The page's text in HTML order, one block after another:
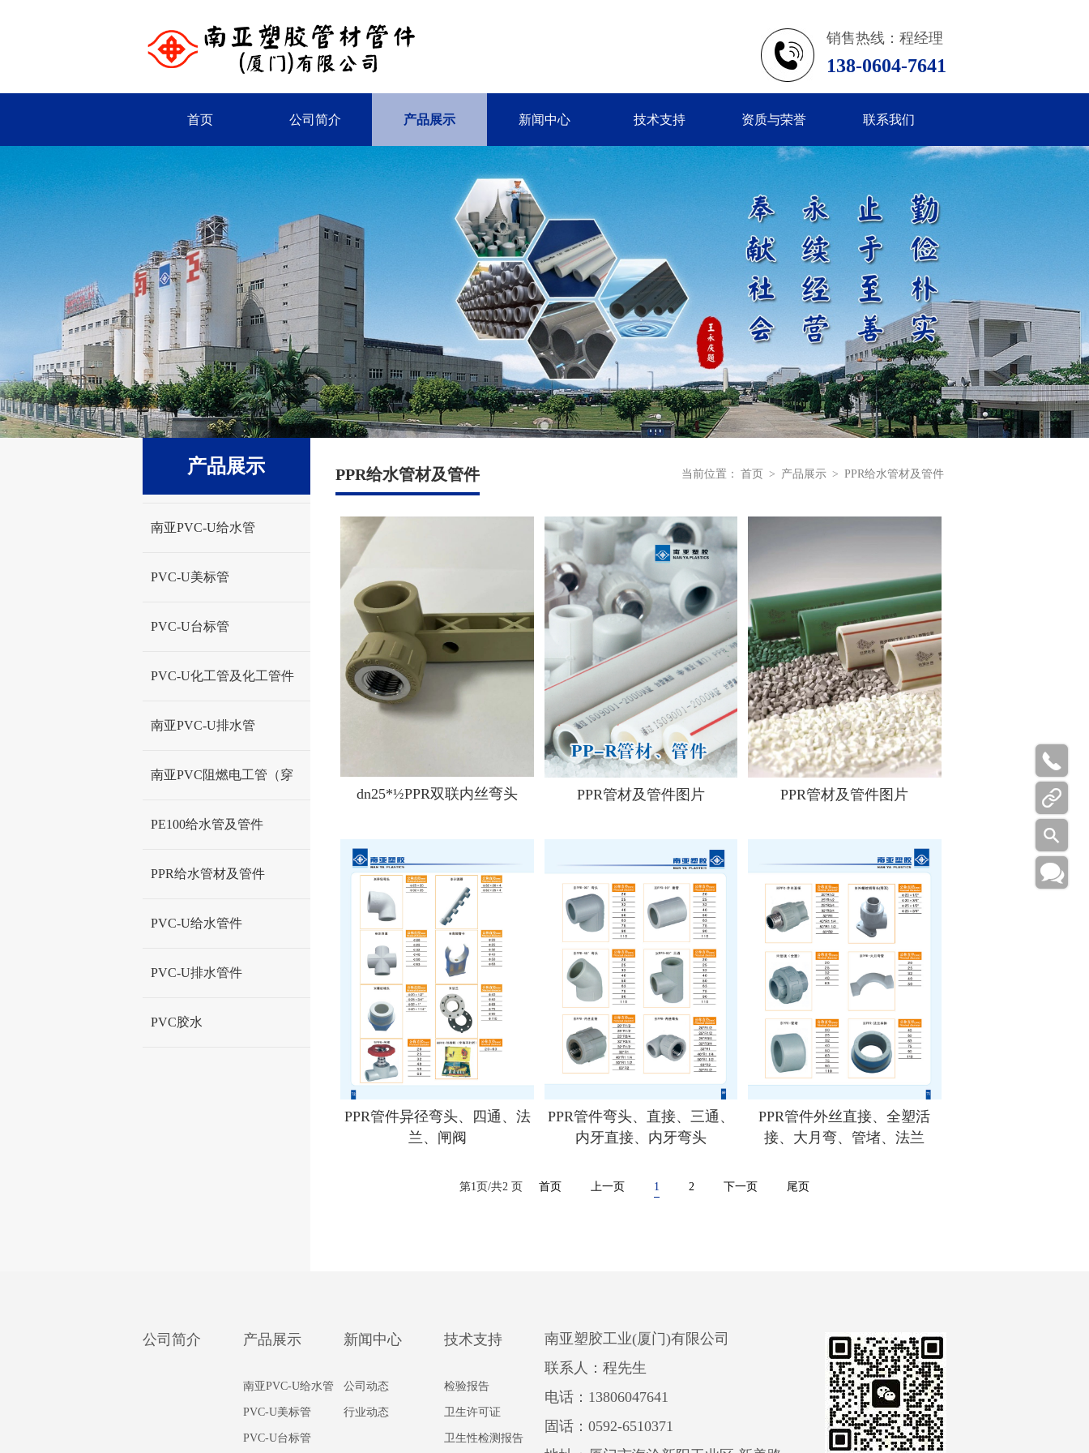




销售热线：程经理
138-0604-7641
首页 公司简介 产品展示 新闻中心 技术支持 资质与荣誉 联系我们
产品展示
南亚PVC-U给水管
PVC-U美标管
PVC-U台标管
PVC-U化工管及化工管件
南亚PVC-U排水管
南亚PVC阻燃电工管（穿
线管）
PE100给水管及管件
PPR给水管材及管件
PVC-U给水管件
PVC-U排水管件
PVC胶水
PPR给水管材及管件 当前位置： 首页 > 产品展示 > PPR给水管材及管件
dn25*½PPR双联内丝弯头 PPR管材及管件图片 PPR管材及管件图片
PPR管件异径弯头、四通、法
兰、闸阀
PPR管件弯头、直接、三通、
内牙直接、内牙弯头
PPR管件外丝直接、全塑活
接、大月弯、管堵、法兰
第1页/共2 页 首页 上一页 1 2 下一页 尾页
公司简介 产品展示
南亚PVC-U给水管
PVC-U美标管
PVC-U台标管
新闻中心
公司动态
行业动态
技术支持
检验报告
卫生许可证
卫生性检测报告
南亚塑胶工业(厦门)有限公司
联系人：程先生
电话：13806047641
固话：0592-6510371